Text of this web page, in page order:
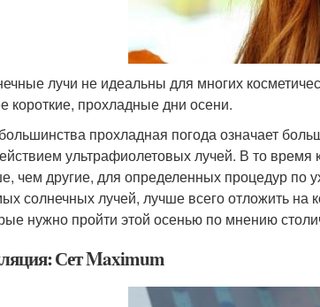
лучи не идеальны для многих
короткие, прохладные дни осени.
прохладная погода означает
ультрафиолетовых лучей. В то
чем другие, для определенных процедур
солнечных лучей, лучше всего отложить на
нужно пройти этой осенью по мнению
Сет Maximum